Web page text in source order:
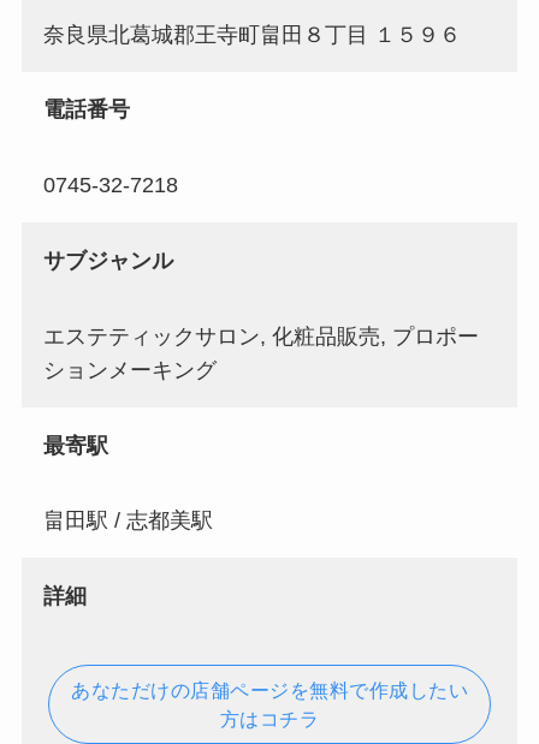
奈良県北葛城郡王寺町畠田８丁目 １５９６
電話番号
0745-32-7218
サブジャンル
エステティックサロン, 化粧品販売, プロポー
ションメーキング
最寄駅
畠田駅 / 志都美駅
詳細
あなただけの店舗ページを無料で作成したい
方はコチラ